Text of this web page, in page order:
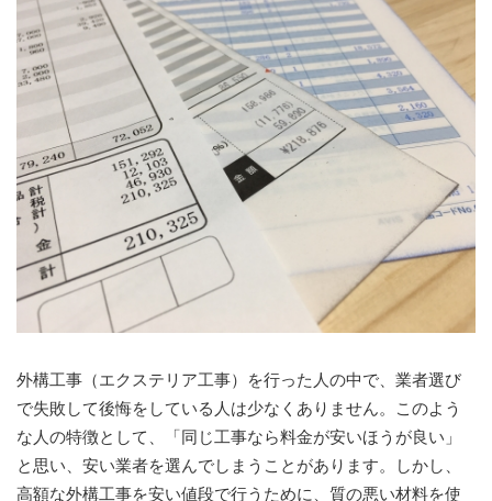
外構工事（エクステリア工事）を行った人の中で、業者選び
で失敗して後悔をしている人は少なくありません。このよう
な人の特徴として、「同じ工事なら料金が安いほうが良い」
と思い、安い業者を選んでしまうことがあります。しかし、
高額な外構工事を安い値段で行うために、質の悪い材料を使